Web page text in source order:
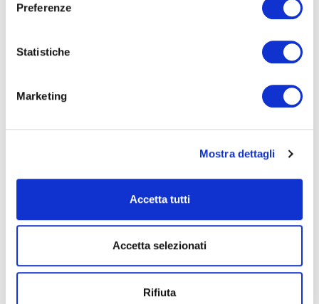
Preferenze
Statistiche
Marketing
Mostra dettagli
Accetta tutti
Accetta selezionati
Rifiuta
2025 : UN FRANC SUCCÈS !
Du 27 au 31 juillet 2025, Magniflex a participé au Las Vegas
Summer Market, l’un des rendez-vous les plus importants du